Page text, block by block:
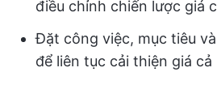
điều chỉnh chiến lược giá
Đặt công việc, mục tiêu
để liên tục cải thiện giá cả